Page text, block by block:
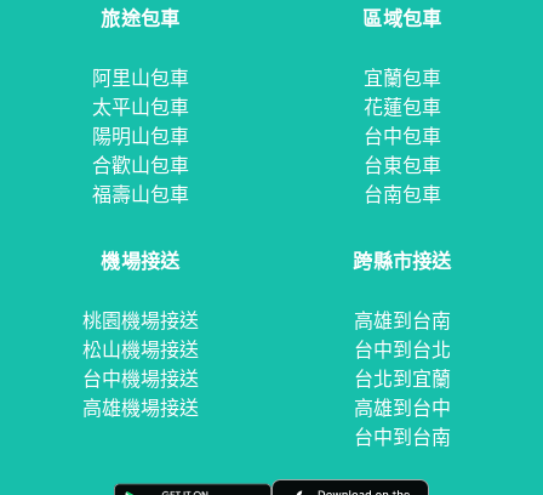
旅途包車
阿里山包車
太平山包車
陽明山包車
合歡山包車
福壽山包車
區域包車
宜蘭包車
花蓮包車
台中包車
台東包車
台南包車
機場接送
桃園機場接送
松山機場接送
台中機場接送
高雄機場接送
跨縣市接送
高雄到台南
台中到台北
台北到宜蘭
高雄到台中
台中到台南